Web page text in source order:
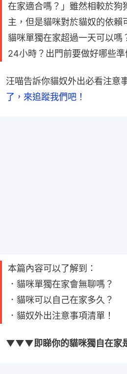
在家適合嗎？」雖然相較於狗
主，但是貓咪對於貓奴的依賴
貓咪單獨在家超過一天可以嗎
24小時？出門前要做好哪些準
汪喵告訴你貓奴外出必看注意
了，來追蹤我們吧！
本篇內容可以了解到：
．貓咪單獨在家會無聊嗎？
．貓咪可以自己在家多久？
．貓奴外出注意事項清單！
▼▼▼即睇你的貓咪獨自在